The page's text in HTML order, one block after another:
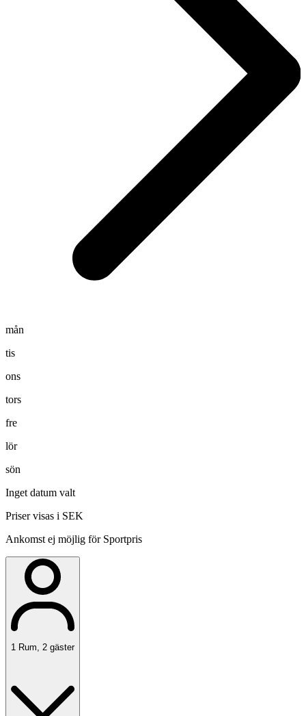
mån
tis
ons
tors
fre
lör
sön
Inget datum valt
Priser visas i SEK
Ankomst ej möjlig för Sportpris
1 Rum, 2 gäster